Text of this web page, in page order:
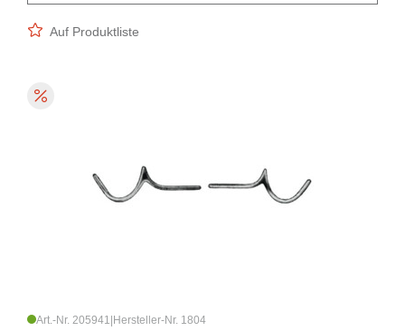
Auf Produktliste
Art.-Nr. 205941 Hersteller-Nr. 1804